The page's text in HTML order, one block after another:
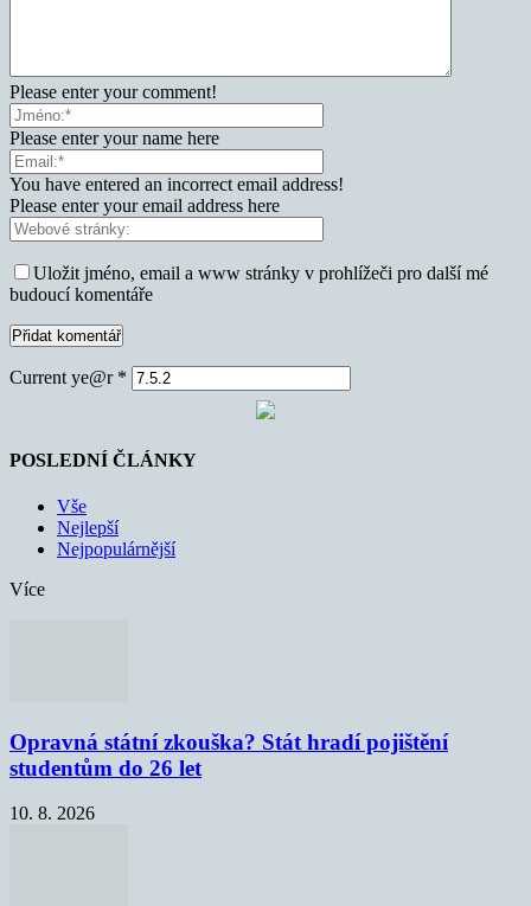
Please enter your comment!
Please enter your name here
You have entered an incorrect email address!
Please enter your email address here
Uložit jméno, email a www stránky v prohlížeči pro další mé
budoucí komentáře
Current ye@r *
POSLEDNÍ ČLÁNKY
Vše
Nejlepší
Nejpopulárnější
Více
Opravná státní zkouška? Stát hradí pojištění
studentům do 26 let
10. 8. 2026